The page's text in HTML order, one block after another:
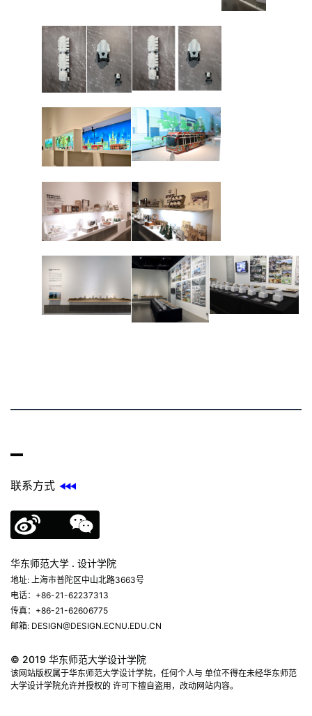
联系方式
华东师范大学 . 设计学院
地址: 上海市普陀区中山北路3663号
电话：+86-21-62237313
传真：+86-21-62606775
邮箱: DESIGN@DESIGN.ECNU.EDU.CN
© 2019 华东师范大学设计学院
该网站版权属于华东师范大学设计学院，任何个人与 单位不得在未经华东师范
大学设计学院允许并授权的 许可下擅自盗用，改动网站内容。